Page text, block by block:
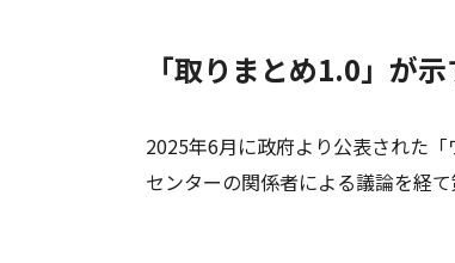
「取りまとめ1.0」が
2025年6月に政府より公表された
センターの関係者による議論を経